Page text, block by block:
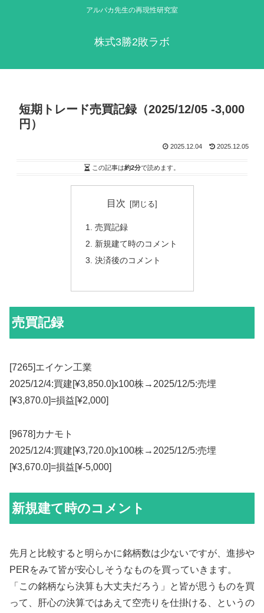
アルパカ先生の再現性研究室
株式3勝2敗ラボ
短期トレード売買記録（2025/12/05 -3,000
円）
2025.12.04 2025.12.05
この記事は約2分で読めます。
目次
売買記録
新規建て時のコメント
決済後のコメント
売買記録
[7265]エイケン工業
2025/12/4:買建[¥3,850.0]x100株→2025/12/5:売埋
[¥3,870.0]=損益[¥2,000]
[9678]カナモト
2025/12/4:買建[¥3,720.0]x100株→2025/12/5:売埋
[¥3,670.0]=損益[¥-5,000]
新規建て時のコメント
先月と比較すると明らかに銘柄数は少ないですが、進捗や
PERをみて皆が安心しそうなものを買っていきます。
「この銘柄なら決算も大丈夫だろう」と皆が思うものを買
って、肝心の決算ではあえて空売りを仕掛ける、というの